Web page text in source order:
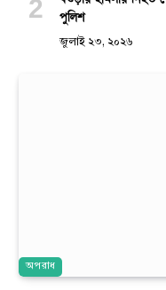
পুলিশ
জুলাই ২৩, ২০২৬
অপরাধ